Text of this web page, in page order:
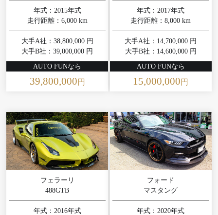
年式：2015年式
走行距離：6,000 km
大手A社：38,800,000 円
大手B社：39,000,000 円
AUTO FUNなら
39,800,000円
年式：2017年式
走行距離：8,000 km
大手A社：14,700,000 円
大手B社：14,600,000 円
AUTO FUNなら
15,000,000円
フェラーリ
488GTB
年式：2016年式
フォード
マスタング
年式：2020年式